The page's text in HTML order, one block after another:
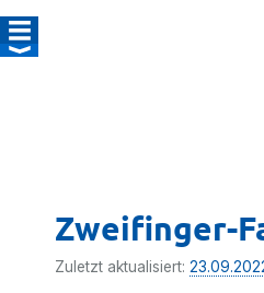
Zweifinger-
Zuletzt aktualisiert: